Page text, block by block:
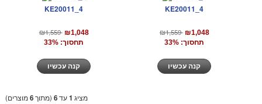
KE20011_4
₪1,559 ₪1,048
תחסוך: 33%
KE20011_4
₪1,559 ₪1,048
תחסוך: 33%
מציג 1עד6 (מתוך6מוצרים)